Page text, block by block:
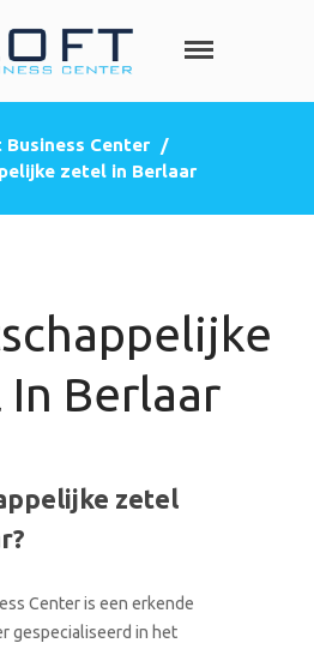
HOME
DIENSTEN
Co-working space
Coaching / Consulting
FOTO’S
PRIJZEN
The Loft
Business
co-working
space, een
Center
/
zetel in Berlaar
Berlaar
zetel
Center is een erkende
gespecialiseerd in het